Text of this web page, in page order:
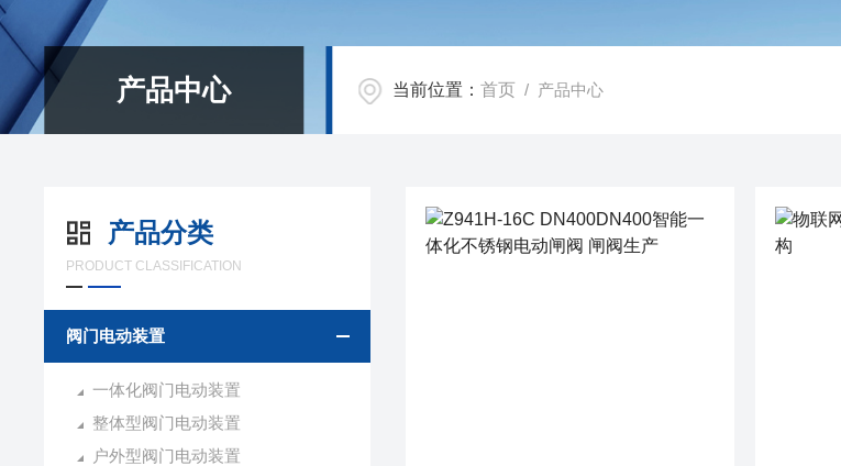
产品中心 当前位置：首页 / 产品中心
产品分类
PRODUCT CLASSIFICATION
阀门电动装置
一体化阀门电动装置
整体型阀门电动装置
户外型阀门电动装置